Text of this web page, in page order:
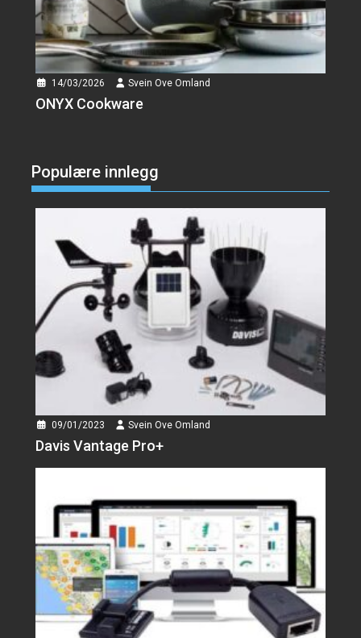
Svein Ove Omland
Gammeldags
Kjøttsuppe
En skål med gammeldags
kjøttsuppe er som et...
14/03/2026 Svein Ove Omland
ONYX Cookware
Populære innlegg
09/01/2023 Svein Ove Omland
Davis Vantage Pro+